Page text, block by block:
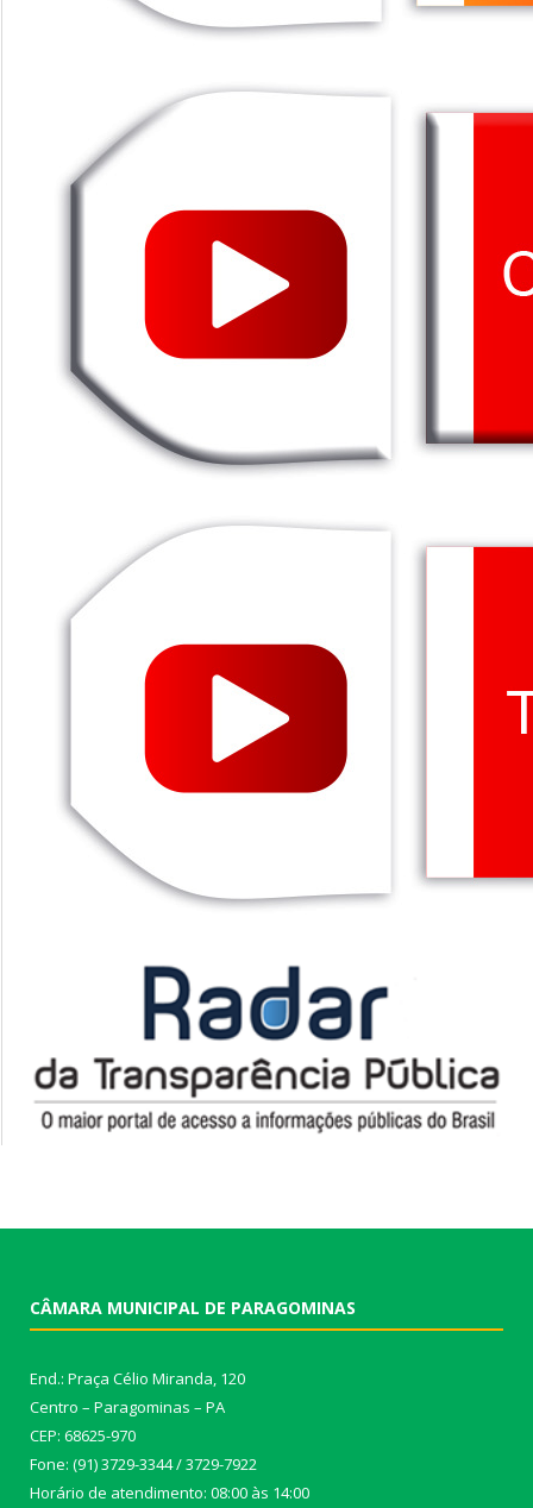
CÂMARA MUNICIPAL DE PARAGOMINAS
End.: Praça Célio Miranda, 120
Centro – Paragominas – PA
CEP: 68625-970
Fone: (91) 3729-3344 / 3729-7922
Horário de atendimento: 08:00 às 14:00